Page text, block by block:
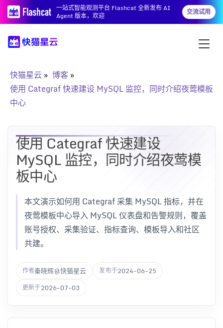
一站式智能观测平台 Flashcat 全新发布 AI
Agent 版本，欢迎
交流试用
快猫星云
博客
使用 Categraf 快速建设 MySQL 监控，同时介绍夜莺模板
中心
使用 Categraf 快速建设
MySQL 监控，同时介绍夜莺模
板中心
本文演示如何用 Categraf 采集 MySQL 指标，并在
夜莺模板中心导入 MySQL 仪表盘和告警规则，覆盖
账号授权、采集验证、指标查询、模板导入和社区
共建。
作者秦晓辉@快猫星云 发布于2024-06-25
更新于2026-07-03